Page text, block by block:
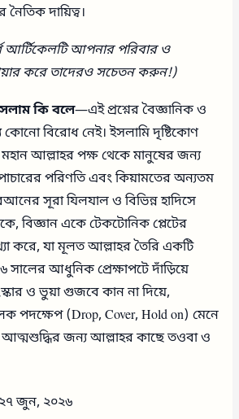
নৈতিক দায়িত্ব।
আর্টিকেলটি আপনার পরিবার ও
করে তাদেরও সচেতন করুন!)
কি বলে—এই প্রশ্নের বৈজ্ঞানিক ও
কোনো বিরোধ নেই। ইসলামি দৃষ্টিকোণ
আল্লাহর পক্ষ থেকে মানুষের জন্য
পরিণতি এবং কিয়ামতের অন্যতম
সূরা যিলযাল ও বিভিন্ন হাদিসে
বিজ্ঞান একে টেকটোনিক প্লেটের
করে, যা মূলত আল্লাহর তৈরি একটি
সালের আধুনিক প্রেক্ষাপটে দাঁড়িয়ে
ও ভুয়া গুজবে কান না দিয়ে,
পদক্ষেপ (Drop, Cover, Hold on) মেনে
জন্য আল্লাহর কাছে তওবা ও
২৭ জুন, ২০২৬